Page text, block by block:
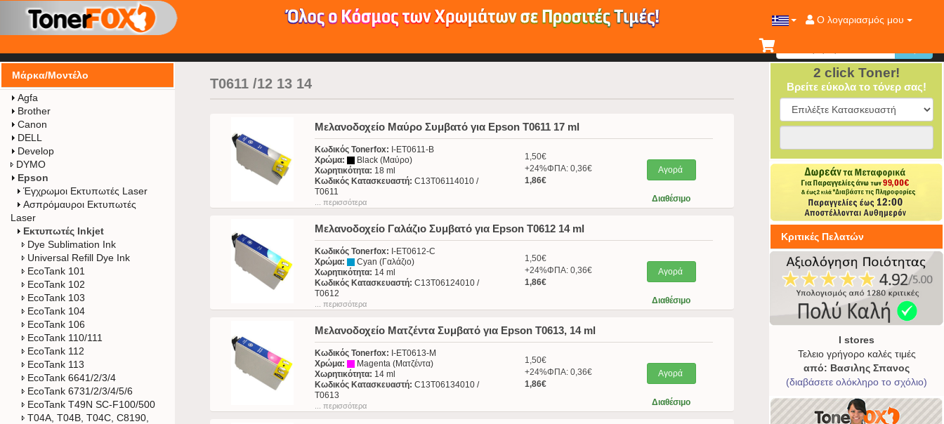
Ο λογαριασμός μου
Μάρκα/Μοντέλο
Agfa
Brother
Canon
DELL
Develop
DYMO
Epson
Έγχρωμοι Εκτυπωτές Laser
Ασπρόμαυροι Εκτυπωτές
Laser
Εκτυπωτές Inkjet
Dye Sublimation Ink
Universal Refill Dye Ink
EcoTank 101
EcoTank 102
EcoTank 103
EcoTank 104
EcoTank 106
EcoTank 110/111
EcoTank 112
EcoTank 113
EcoTank 6641/2/3/4
EcoTank 6731/2/3/4/5/6
EcoTank T49N SC-F100/500
T04A, T04B, T04C, C8190,
T0611 /12 13 14
Μελανοδοχείο Μαύρο Συμβατό για Epson T0611 17 ml
Κωδικός Tonerfox: I-ET0611-B
Χρώμα:
Black (Μαύρο)
Χωρητικότητα: 18 ml
Κωδικός Κατασκευαστή: C13T06114010 /
T0611
... περισσότερα
1,50€
+24%ΦΠΑ: 0,36€
1,86€
Αγορά
Διαθέσιμο
Μελανοδοχείο Γαλάζιο Συμβατό για Epson T0612 14 ml
Κωδικός Tonerfox: I-ET0612-C
Χρώμα:
Cyan (Γαλάζιο)
Χωρητικότητα: 14 ml
Κωδικός Κατασκευαστή: C13T06124010 /
T0612
... περισσότερα
1,50€
+24%ΦΠΑ: 0,36€
1,86€
Αγορά
Διαθέσιμο
Μελανοδοχείο Ματζέντα Συμβατό για Epson T0613, 14 ml
Κωδικός Tonerfox: I-ET0613-M
Χρώμα:
Magenta (Ματζέντα)
Χωρητικότητα: 14 ml
Κωδικός Κατασκευαστή: C13T06134010 /
T0613
... περισσότερα
1,50€
+24%ΦΠΑ: 0,36€
1,86€
Αγορά
Διαθέσιμο
2 click Toner!
Βρείτε εύκολα το τόνερ σας!
Κριτικές Πελατών
I stores
Τελειο γρήγορο καλές τιμές
από: Βασιλης Σπανος
(διαβάσετε ολόκληρο το σχόλιο)